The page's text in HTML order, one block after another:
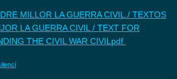
MILLOR LA GUERRA CIVIL./ TEXTOS
LA GUERRA CIVIL / TEXT FOR
THE CIVIL WAR CIVILpdf